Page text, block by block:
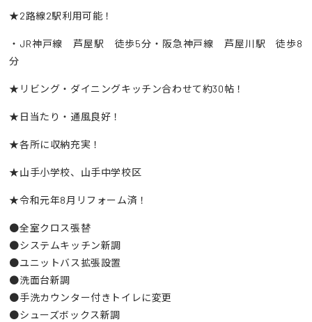
★2路線2駅利用可能！
・JR神戸線 芦屋駅 徒歩5分・阪急神戸線 芦屋川駅 徒歩8
分
★リビング・ダイニングキッチン合わせて約30帖！
★日当たり・通風良好！
★各所に収納充実！
★山手小学校、山手中学校区
★令和元年8月リフォーム済！
●全室クロス張替
●システムキッチン新調
●ユニットバス拡張設置
●洗面台新調
●手洗カウンター付きトイレに変更
●シューズボックス新調